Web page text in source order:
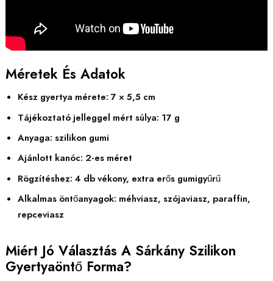
Méretek És Adatok
Kész gyertya mérete: 7 × 5,5 cm
Tájékoztató jelleggel mért súlya: 17 g
Anyaga: szilikon gumi
Ajánlott kanóc: 2-es méret
Rögzítéshez: 4 db vékony, extra erős gumigyűrű
Alkalmas öntőanyagok: méhviasz, szójaviasz, paraffin,
repceviasz
Miért Jó Választás A Sárkány Szilikon
Gyertyaöntő Forma?